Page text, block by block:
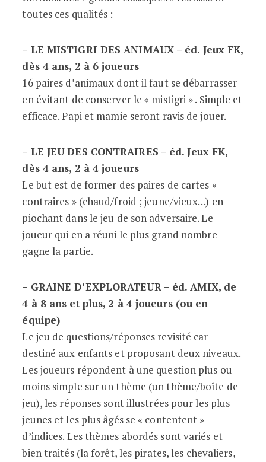
toutes ces qualités :
– LE MISTIGRI DES ANIMAUX – éd. Jeux FK,
dès 4 ans, 2 à 6 joueurs
16 paires d’animaux dont il faut se débarrasser
en évitant de conserver le « mistigri » . Simple et
efficace. Papi et mamie seront ravis de jouer.
– LE JEU DES CONTRAIRES – éd. Jeux FK,
dès 4 ans, 2 à 4 joueurs
Le but est de former des paires de cartes «
contraires » (chaud/froid ; jeune/vieux…) en
piochant dans le jeu de son adversaire. Le
joueur qui en a réuni le plus grand nombre
gagne la partie.
– GRAINE D’EXPLORATEUR – éd. AMIX, de
4 à 8 ans et plus, 2 à 4 joueurs (ou en
équipe)
Le jeu de questions/réponses revisité car
destiné aux enfants et proposant deux niveaux.
Les joueurs répondent à une question plus ou
moins simple sur un thème (un thème/boîte de
jeu), les réponses sont illustrées pour les plus
jeunes et les plus âgés se « contentent »
d’indices. Les thèmes abordés sont variés et
bien traités (la forêt, les pirates, les chevaliers,